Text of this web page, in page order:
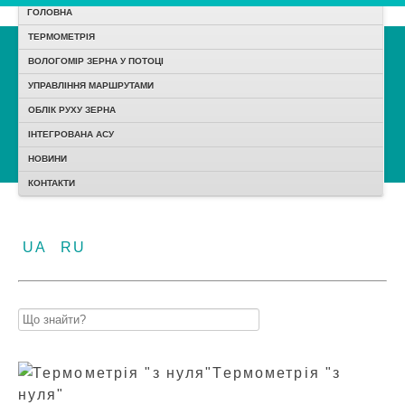
ГОЛОВНА
ТЕРМОМЕТРІЯ
ВОЛОГОМІР ЗЕРНА У ПОТОЦІ
УПРАВЛІННЯ МАРШРУТАМИ
ОБЛІК РУХУ ЗЕРНА
ІНТЕГРОВАНА АСУ
НОВИНИ
КОНТАКТИ
UA RU
Найти
Термометрія "з
нуля"